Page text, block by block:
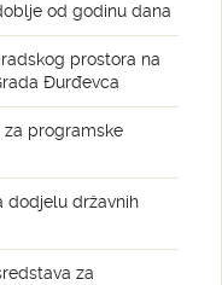
od godinu dana
prostora na
Đurđevca
programske
dodjelu državnih
za